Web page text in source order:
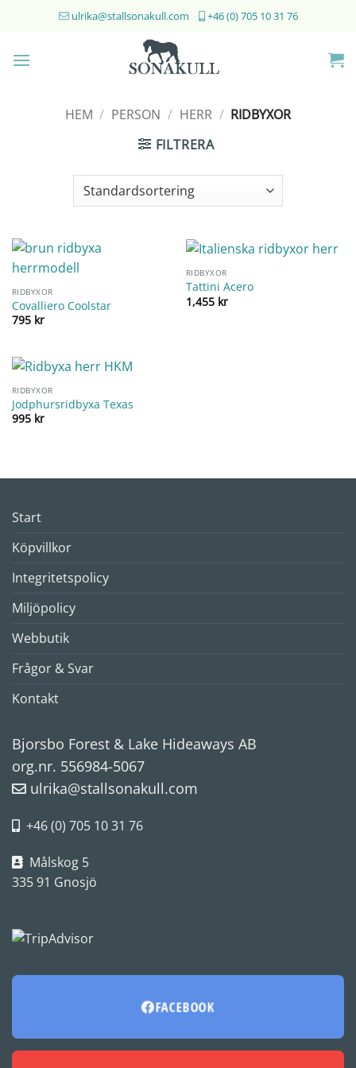
ulrika@stallsonakull.com +46 (0) 705 10 31 76
HEM / PERSON / HERR / RIDBYXOR
FILTRERA
RIDBYXOR
Covalliero Coolstar
795 kr
RIDBYXOR
Tattini Acero
1,455 kr
RIDBYXOR
Jodphursridbyxa Texas
995 kr
Start
Köpvillkor
Integritetspolicy
Miljöpolicy
Webbutik
Frågor & Svar
Kontakt
Bjorsbo Forest & Lake Hideaways AB
org.nr. 556984-5067
ulrika@stallsonakull.com
+46 (0) 705 10 31 76
Målskog 5
335 91 Gnosjö
FACEBOOK